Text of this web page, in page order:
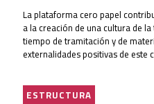
La plataforma cero papel
a la creación de una cultura de
tiempo de tramitación y de
externalidades positivas de este
ESTRUCTURA